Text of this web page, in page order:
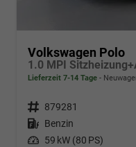
Volkswagen Polo
Lieferzeit 7-14 Tage
Fahrzeugnr. 879281
Kraftstoff Benzin
Leistung 59 kW (80 PS)